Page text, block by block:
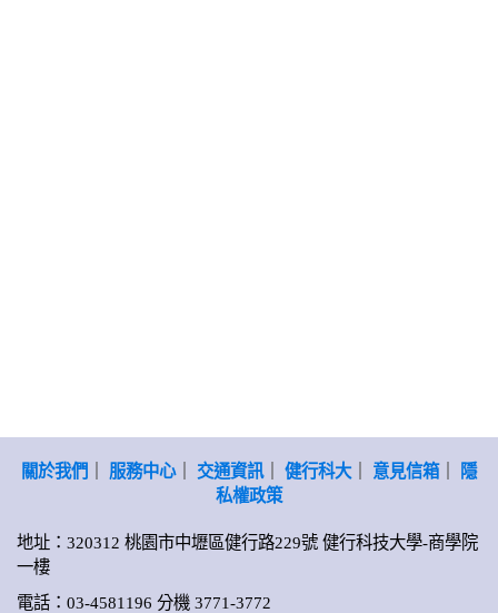
關於我們 服務中心｜ 交通資訊｜ 健行科大｜ 意見信箱｜
隱
私權政策
地址：320312 桃園市中壢區健行路229號 健行科技大學-商學院
一樓
電話：03-4581196 分機 3771-3772